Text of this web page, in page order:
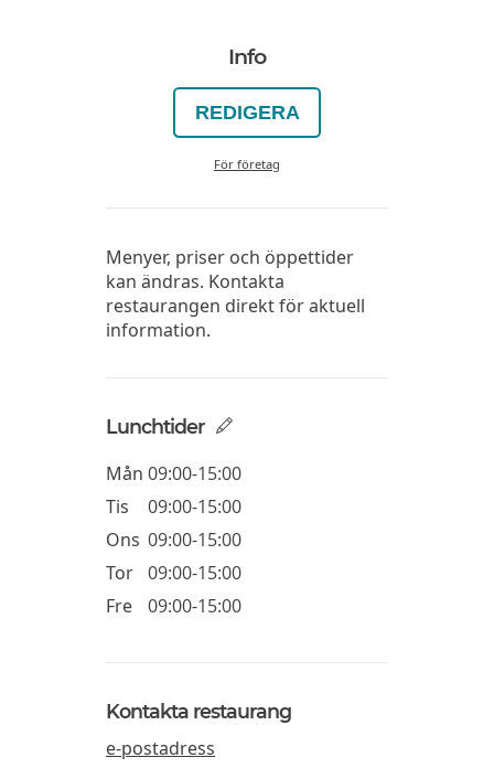
Info
REDIGERA
För företag
Menyer, priser och öppettider
kan ändras. Kontakta
restaurangen direkt för aktuell
information.
Lunchtider
Mån 09:00-15:00
Tis
09:00-15:00
Ons 09:00-15:00
Tor 09:00-15:00
Fre
09:00-15:00
Kontakta restaurang
e-postadress